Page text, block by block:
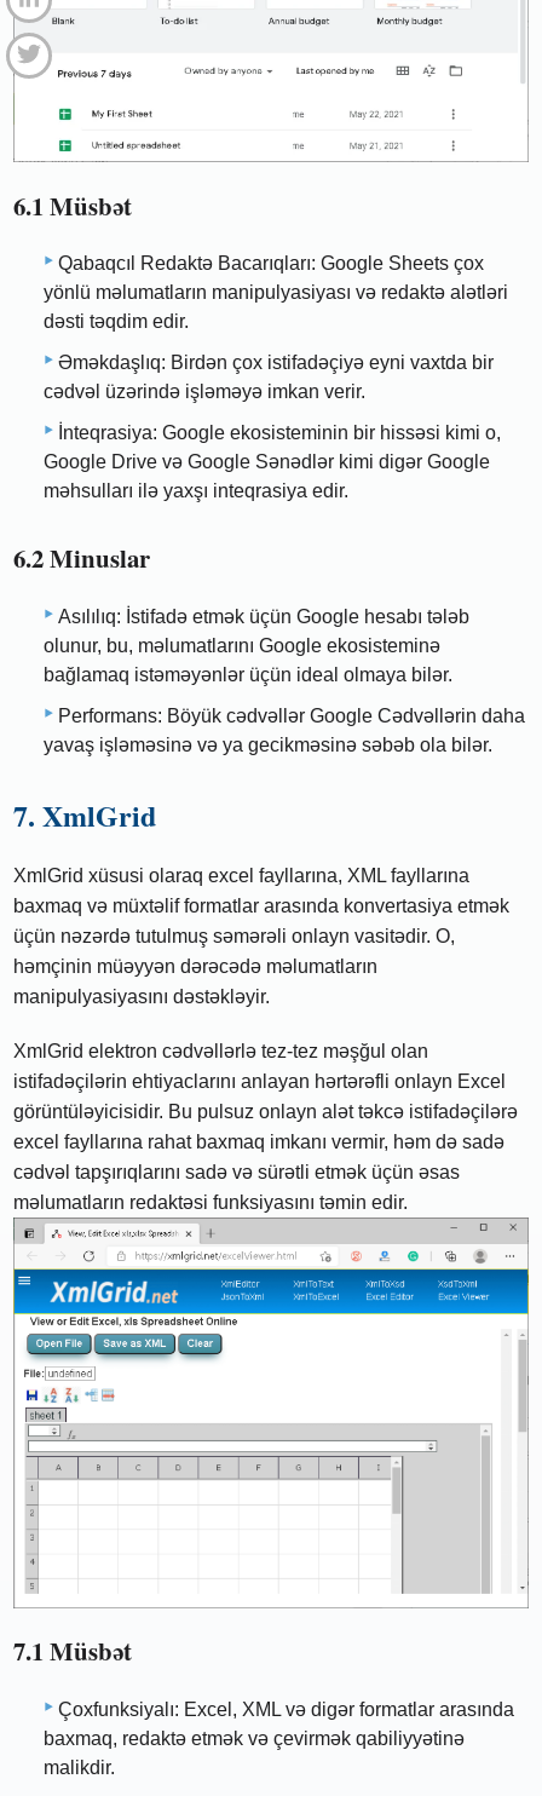
6.1 Müsbət
Qabaqcıl Redaktə Bacarıqları: Google Sheets çox
yönlü məlumatların manipulyasiyası və redaktə alətləri
dəsti təqdim edir.
Əməkdaşlıq: Birdən çox istifadəçiyə eyni vaxtda bir
cədvəl üzərində işləməyə imkan verir.
İnteqrasiya: Google ekosisteminin bir hissəsi kimi o,
Google Drive və Google Sənədlər kimi digər Google
məhsulları ilə yaxşı inteqrasiya edir.
6.2 Minuslar
Asılılıq: İstifadə etmək üçün Google hesabı tələb
olunur, bu, məlumatlarını Google ekosisteminə
bağlamaq istəməyənlər üçün ideal olmaya bilər.
Performans: Böyük cədvəllər Google Cədvəllərin daha
yavaş işləməsinə və ya gecikməsinə səbəb ola bilər.
7. XmlGrid
XmlGrid xüsusi olaraq excel fayllarına, XML fayllarına
baxmaq və müxtəlif formatlar arasında konvertasiya etmək
üçün nəzərdə tutulmuş səmərəli onlayn vasitədir. O,
həmçinin müəyyən dərəcədə məlumatların
manipulyasiyasını dəstəkləyir.
XmlGrid elektron cədvəllərlə tez-tez məşğul olan
istifadəçilərin ehtiyaclarını anlayan hərtərəfli onlayn Excel
görüntüləyicisidir. Bu pulsuz onlayn alət təkcə istifadəçilərə
excel fayllarına rahat baxmaq imkanı vermir, həm də sadə
cədvəl tapşırıqlarını sadə və sürətli etmək üçün əsas
məlumatların redaktəsi funksiyasını təmin edir.
7.1 Müsbət
Çoxfunksiyalı: Excel, XML və digər formatlar arasında
baxmaq, redaktə etmək və çevirmək qabiliyyətinə
malikdir.